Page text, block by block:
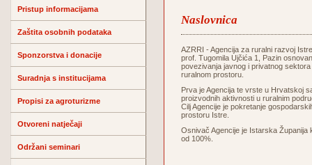
Pristup informacijama
Zaštita osobnih podataka
Sponzorstva i donacije
Suradnja s institucijama
Propisi za agroturizme
Otvoreni natječaji
Održani seminari
Naslovnica
AZRRI - Agencija za ruralni razvoj
prof. Tugomila Ujčića 1, Pazin
povezivanja javnog i privatnog
ruralnom prostoru.
Prva je Agencija te vrste u Hrvatskoj
proizvodnih aktivnosti u ruralnim
Cilj Agencije je pokretanje
prostoru Istre.
Osnivač Agencije je Istarska Županija
od 100%.